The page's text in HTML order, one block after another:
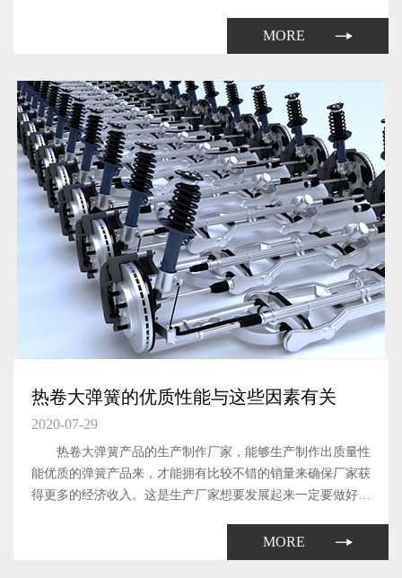
MORE
热卷大弹簧的优质性能与这些因素有关
2020-07-29
热卷大弹簧产品的生产制作厂家，能够生产制作出质量性
能优质的弹簧产品来，才能拥有比较不错的销量来确保厂家获
得更多的经济收入。这是生产厂家想要发展起来一定要做好的
质量和性能都与哪些因素有关系呢?下面本文就来简单地介绍
MORE